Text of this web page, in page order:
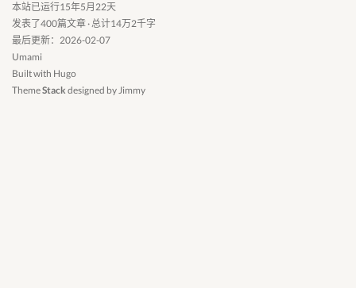
本站已运行15年5月22天
发表了400篇文章 · 总计14万2千字
最后更新：2026-02-07
Umami
Built with Hugo
ThemeStack designed byJimmy